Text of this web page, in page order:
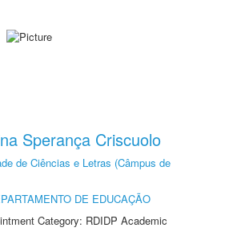
Sperança Criscuolo
de Ciências e Letras (Câmpus de
DE EDUCAÇÃO
Category: RDIDP Academic